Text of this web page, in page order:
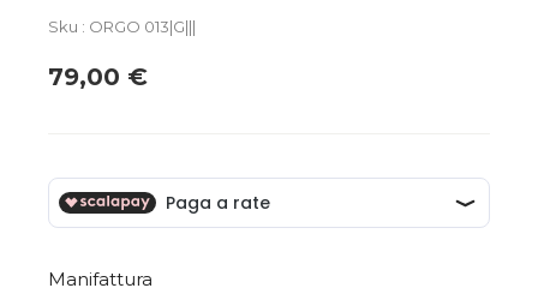
Sku : ORGO 013|G|||
79,00 €
Manifattura